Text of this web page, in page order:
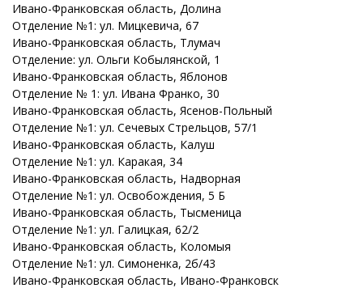
Ивано-Франковская область, Долина
Отделение №1: ул. Мицкевича, 67
Ивано-Франковская область, Тлумач
Отделение: ул. Ольги Кобылянской, 1
Ивано-Франковская область, Яблонов
Отделение № 1: ул. Ивана Франко, 30
Ивано-Франковская область, Ясенов-Польный
Отделение №1: ул. Сечевых Стрельцов, 57/1
Ивано-Франковская область, Калуш
Отделение №1: ул. Каракая, 34
Ивано-Франковская область, Надворная
Отделение №1: ул. Освобождения, 5 Б
Ивано-Франковская область, Тысменица
Отделение №1: ул. Галицкая, 62/2
Ивано-Франковская область, Коломыя
Отделение №1: ул. Симоненка, 2б/43
Ивано-Франковская область, Ивано-Франковск